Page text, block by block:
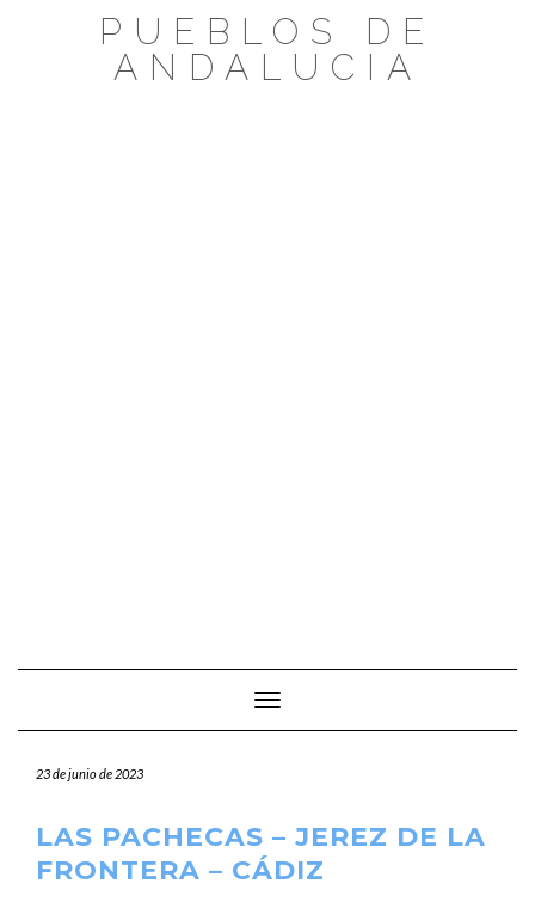
PUEBLOS DE
ANDALUCIA
Cambiar modo de navegación
23 de junio de 2023
LAS PACHECAS – JEREZ DE LA
FRONTERA – CÁDIZ